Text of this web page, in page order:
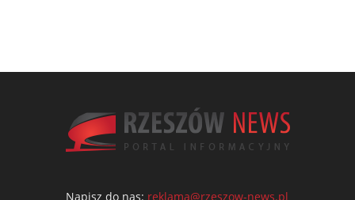
Napisz do nas: reklama@rzeszow-news.pl